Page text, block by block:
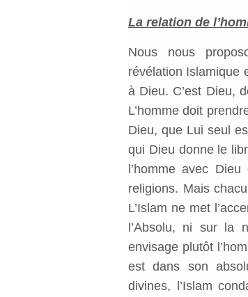
La relation de
Nous nous
révélation Islamique
à Dieu. C’est Dieu,
L’homme doit
Dieu, que Lui seul
qui Dieu donne le
l’homme avec
religions. Mais
L’Islam ne met
l’Absolu, ni sur la
envisage plutôt
est dans son
divines, l’Islam